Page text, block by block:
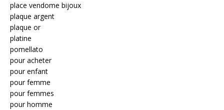
place vendome bijoux
plaque argent
plaque or
platine
pomellato
pour acheter
pour enfant
pour femme
pour femmes
pour homme